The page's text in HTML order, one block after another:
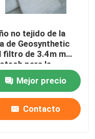
no tejido de la
de Geosynthetic
filtro de 3.4m m
para la
de
Mejor precio
Contacto